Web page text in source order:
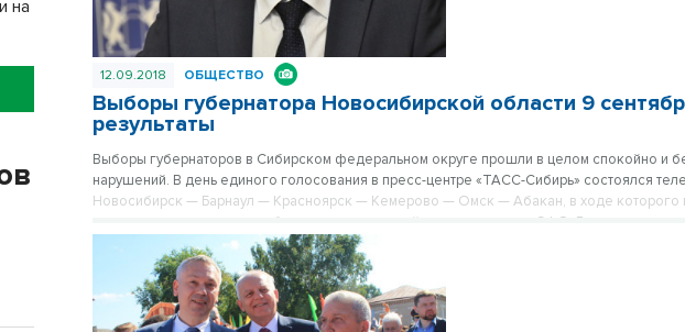
12.09.2018 ОБЩЕСТВО
Выборы губернатора Новосибирской области 9
результаты
Выборы губернаторов в Сибирском федеральном округе прошли в целом спокойно и
нарушений. В день единого голосования в пресс-центре «ТАСС-Сибирь» состоялся
Новосибирск — Барнаул — Красноярск — Кемерово — Омск — Абакан, в ходе которого
предварительные итоги выборов руководителей шести регионов СФО. В телемосте
полномочный представитель Президента РФ в Сибирском федеральном округе Сергей
губернатора Андрей Травников.
на